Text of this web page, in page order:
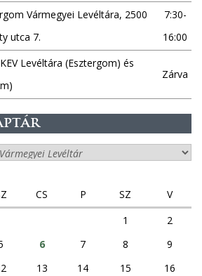
Vármegyei Levéltára, 2500
utca 7.
7:30-
16:00
Levéltára (Esztergom) és
Zárva
CS P SZ
V
1
2
6 7 8
9
13 14 15
16